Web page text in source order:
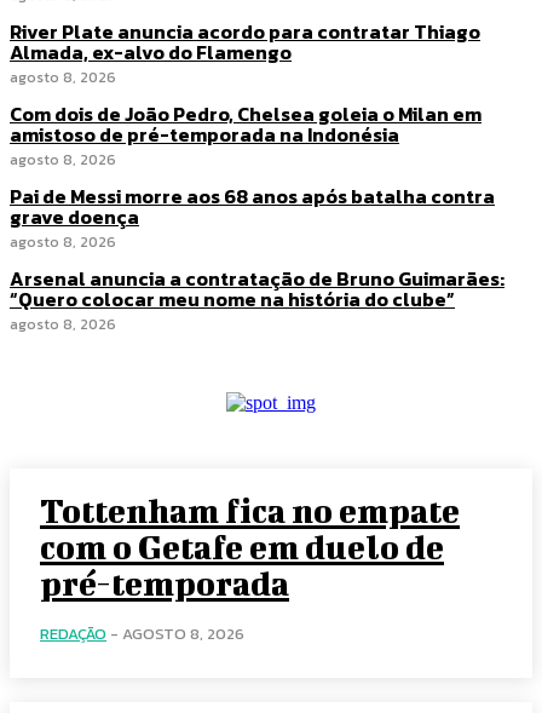
River Plate anuncia acordo para contratar Thiago
Almada, ex-alvo do Flamengo
agosto 8, 2026
Com dois de João Pedro, Chelsea goleia o Milan em
amistoso de pré-temporada na Indonésia
agosto 8, 2026
Pai de Messi morre aos 68 anos após batalha contra
grave doença
agosto 8, 2026
Arsenal anuncia a contratação de Bruno Guimarães:
“Quero colocar meu nome na história do clube”
agosto 8, 2026
Tottenham fica no empate
com o Getafe em duelo de
pré-temporada
REDAÇÃO - AGOSTO 8, 2026